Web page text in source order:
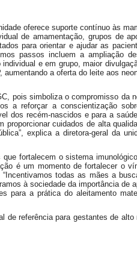
oferece suporte contínuo às
de amamentação, grupos de
para orientar e ajudar as
passos incluem a ampliação
e em grupo, maior
aumentando a oferta do leite aos
pois simboliza o compromisso da
a reforçar a conscientização
dos recém-nascidos e para a
proporcionar cuidados de alta
explica a diretora-geral da
fortalecem o sistema
é um momento de fortalecer o
todas as mães a
à sociedade da importância de
para a prática do aleitamento
de referência para gestantes de alto